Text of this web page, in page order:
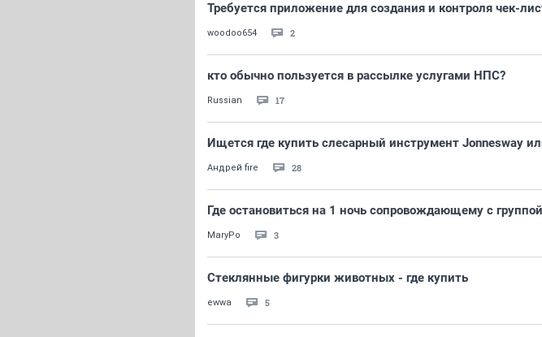
Требуется приложение для создания и контроля чек-
woodoo654 2
кто обычно пользуется в рассылке услугами НПС?
Russian 17
Ищется где купить слесарный инструмент Jonnesway
Андрей fire 28
Где остановиться на 1 ночь сопровождающему с
MaryPo 3
Стеклянные фигурки животных - где купить
ewwa 5